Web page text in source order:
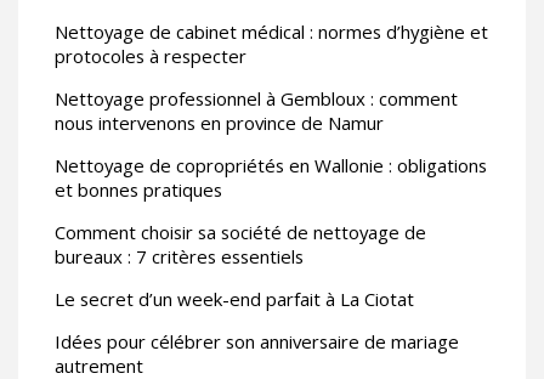
Nettoyage de cabinet médical : normes d’hygiène et
protocoles à respecter
Nettoyage professionnel à Gembloux : comment
nous intervenons en province de Namur
Nettoyage de copropriétés en Wallonie : obligations
et bonnes pratiques
Comment choisir sa société de nettoyage de
bureaux : 7 critères essentiels
Le secret d’un week-end parfait à La Ciotat
Idées pour célébrer son anniversaire de mariage
autrement